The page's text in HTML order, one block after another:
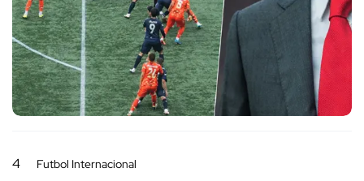
4 Futbol Internacional